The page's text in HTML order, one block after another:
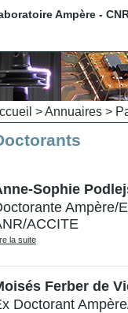
Ampère -
>Annuaires >
Sophie
Ampère/
ACCITE
la suite
Ferber de
Doctorant